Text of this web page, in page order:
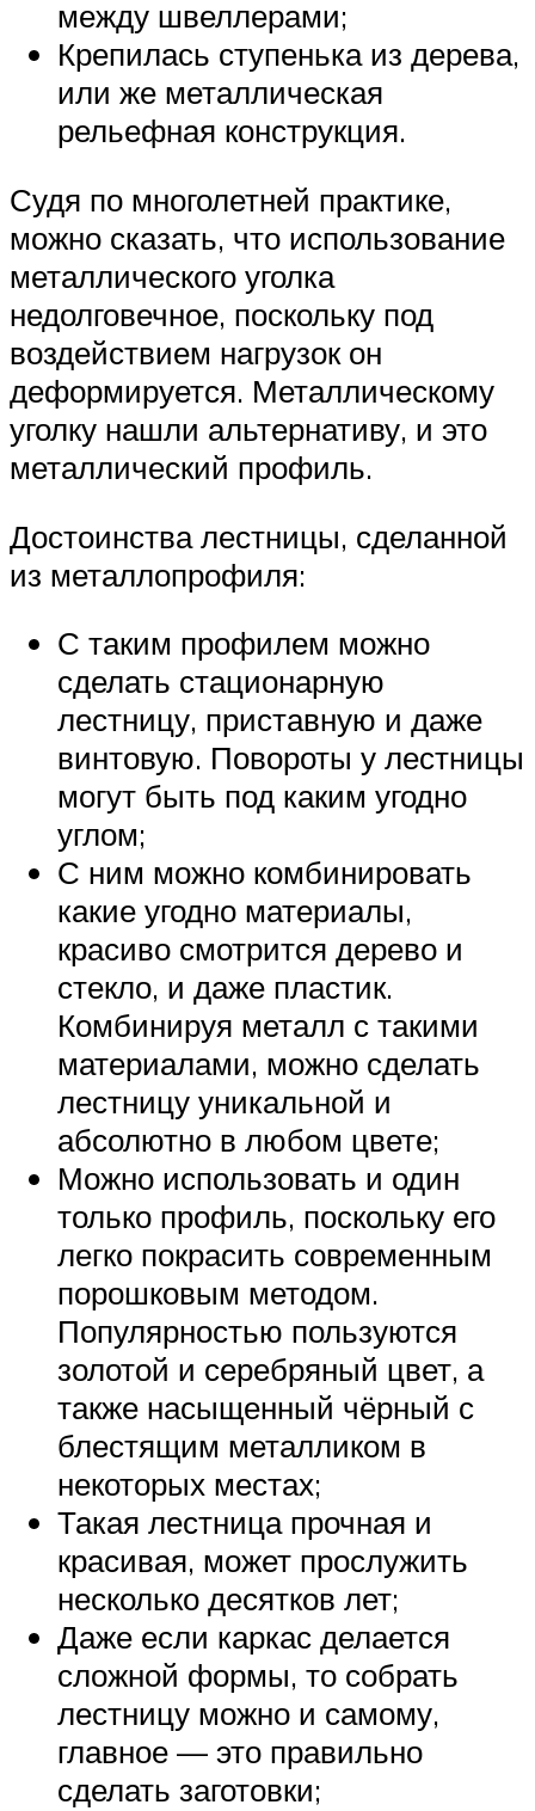
между швеллерами;
Крепилась ступенька из дерева,
или же металлическая
рельефная конструкция.
Судя по многолетней практике,
можно сказать, что использование
металлического уголка
недолговечное, поскольку под
воздействием нагрузок он
деформируется. Металлическому
уголку нашли альтернативу, и это
металлический профиль.
Достоинства лестницы, сделанной
из металлопрофиля:
С таким профилем можно
сделать стационарную
лестницу, приставную и даже
винтовую. Повороты у лестницы
могут быть под каким угодно
углом;
С ним можно комбинировать
какие угодно материалы,
красиво смотрится дерево и
стекло, и даже пластик.
Комбинируя металл с такими
материалами, можно сделать
лестницу уникальной и
абсолютно в любом цвете;
Можно использовать и один
только профиль, поскольку его
легко покрасить современным
порошковым методом.
Популярностью пользуются
золотой и серебряный цвет, а
также насыщенный чёрный с
блестящим металликом в
некоторых местах;
Такая лестница прочная и
красивая, может прослужить
несколько десятков лет;
Даже если каркас делается
сложной формы, то собрать
лестницу можно и самому,
главное — это правильно
сделать заготовки;